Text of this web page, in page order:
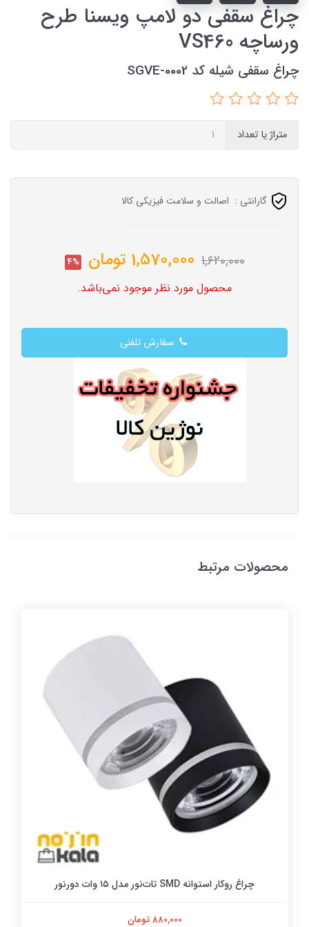
چراغ سقفی دو لامپ ویسنا طرح
ورساچه VS460
چراغ سقفی شیله کد SGVE-0002
متراژ یا تعداد
گارانتی : اصالت و سلامت فیزیکی کالا
1,620,000
1,570,000 تومان 4%
محصول مورد نظر موجود نمی‌باشد.
سفارش تلفنی
محصولات مرتبط
چراغ روکار استوانه SMD تات‌نور مدل ‍۱۵ وات دورنور
880,000 تومان